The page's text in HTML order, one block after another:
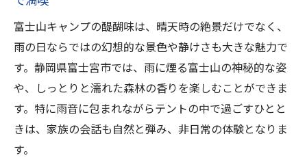
富士山キャンプの醍醐味は、晴天時の絶景だけでなく、
雨の日ならではの幻想的な景色や静けさも大きな魅力で
す。静岡県富士宮市では、雨に煙る富士山の神秘的な姿
や、しっとりと濡れた森林の香りを楽しむことができま
す。特に雨音に包まれながらテントの中で過ごすひとと
きは、家族の会話も自然と弾み、非日常の体験となりま
す。